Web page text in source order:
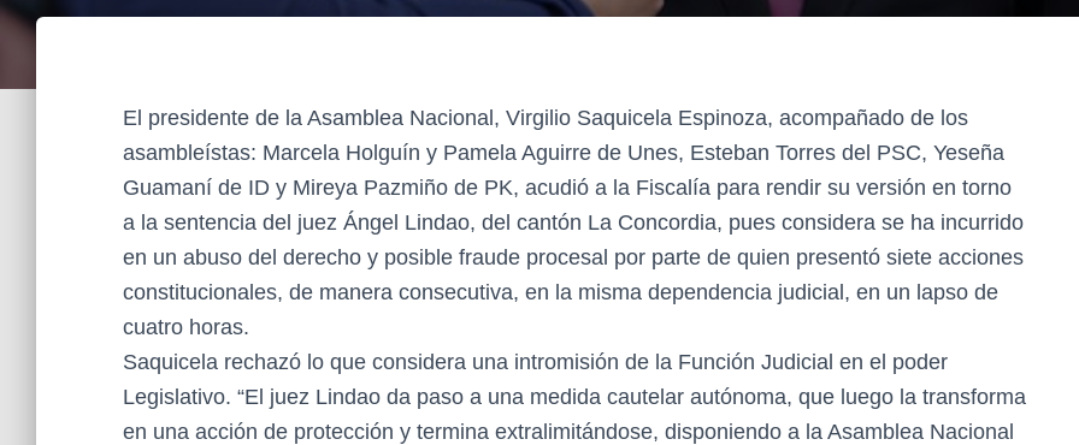
El presidente de la Asamblea Nacional, Virgilio Saquicela Espinoza, acompañado de los
asambleístas: Marcela Holguín y Pamela Aguirre de Unes, Esteban Torres del PSC, Yeseña
Guamaní de ID y Mireya Pazmiño de PK, acudió a la Fiscalía para rendir su versión en torno
a la sentencia del juez Ángel Lindao, del cantón La Concordia, pues considera se ha incurrido
en un abuso del derecho y posible fraude procesal por parte de quien presentó siete acciones
constitucionales, de manera consecutiva, en la misma dependencia judicial, en un lapso de
cuatro horas.
Saquicela rechazó lo que considera una intromisión de la Función Judicial en el poder
Legislativo. “El juez Lindao da paso a una medida cautelar autónoma, que luego la transforma
en una acción de protección y termina extralimitándose, disponiendo a la Asamblea Nacional